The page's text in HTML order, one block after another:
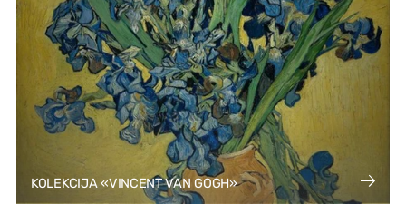
KOLEKCIJA «VINCENT VAN GOGH»